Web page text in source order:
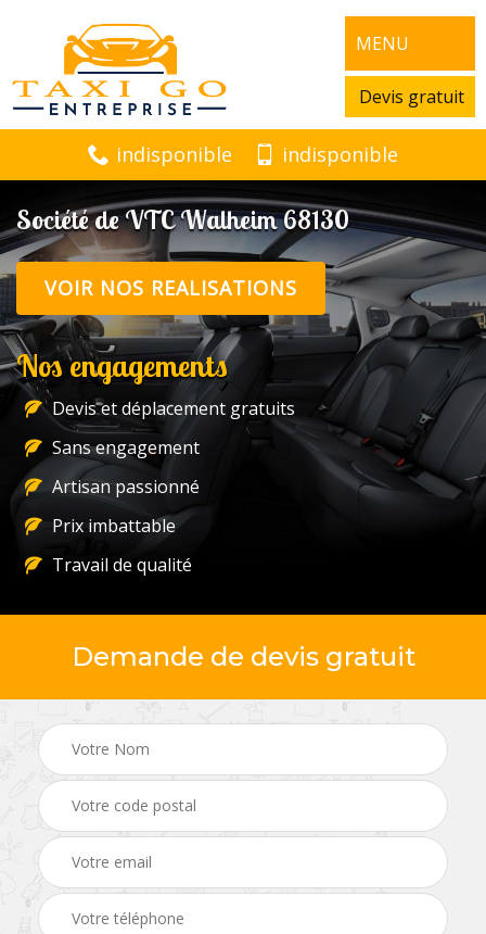
MENU
Devis gratuit
indisponible indisponible
Société de VTC Walheim 68130
VOIR NOS REALISATIONS
Nos engagements
Devis et déplacement gratuits
Sans engagement
Artisan passionné
Prix imbattable
Travail de qualité
Demande de devis gratuit